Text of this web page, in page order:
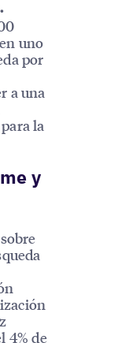
uno
por
a una
la
y
4% de